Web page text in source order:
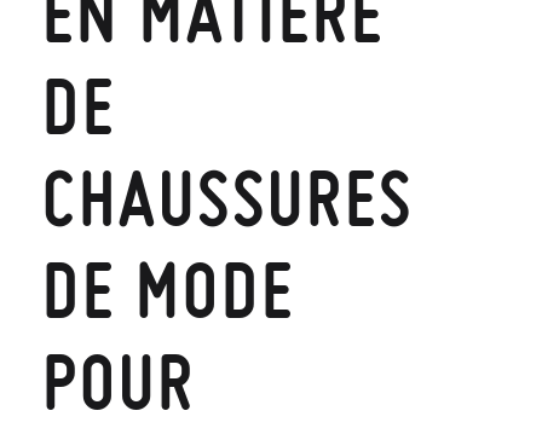
DE
CHAUSSURES
DE MODE
POUR